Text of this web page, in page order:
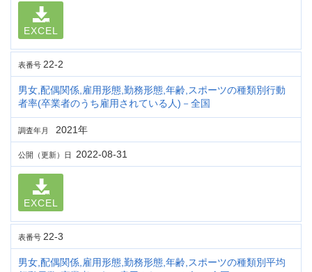
EXCEL
表番号 22-2
男女,配偶関係,雇用形態,勤務形態,年齢,スポーツの種類別行動
者率(卒業者のうち雇用されている人)－全国
調査年月 2021年
公開（更新）日 2022-08-31
EXCEL
表番号 22-3
男女,配偶関係,雇用形態,勤務形態,年齢,スポーツの種類別平均